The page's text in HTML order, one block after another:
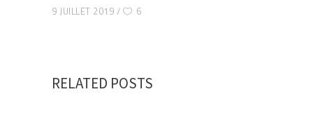
9 JUILLET 2019 6
RELATED POSTS